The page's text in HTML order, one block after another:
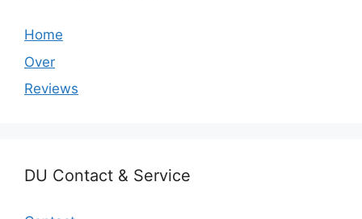
Home
Over
Reviews
DU Contact & Service